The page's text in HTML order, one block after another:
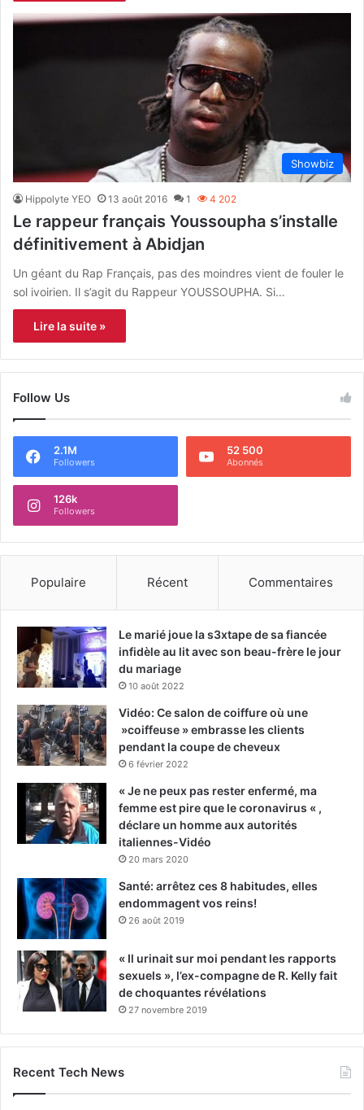
Showbiz
Hippolyte YEO 13 août 2016 1 4 202
Le rappeur français Youssoupha s’installe
définitivement à Abidjan
Un géant du Rap Français, pas des moindres vient de fouler le
sol ivoirien. Il s’agit du Rappeur YOUSSOUPHA. Si…
Lire la suite »
Follow Us
2.1M
Followers
52 500
Abonnés
126k
Followers
Populaire Récent Commentaires
Le marié joue la s3xtape de sa fiancée
infidèle au lit avec son beau-frère le jour
du mariage
10 août 2022
Vidéo: Ce salon de coiffure où une
»coiffeuse » embrasse les clients
pendant la coupe de cheveux
6 février 2022
« Je ne peux pas rester enfermé, ma
femme est pire que le coronavirus « ,
déclare un homme aux autorités
italiennes-Vidéo
20 mars 2020
Santé: arrêtez ces 8 habitudes, elles
endommagent vos reins!
26 août 2019
« Il urinait sur moi pendant les rapports
sexuels », l’ex-compagne de R. Kelly fait
de choquantes révélations
27 novembre 2019
Recent Tech News